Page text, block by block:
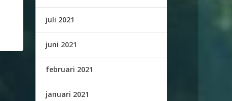
juli 2021
juni 2021
februari 2021
januari 2021